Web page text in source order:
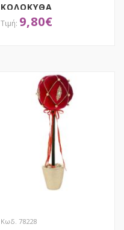
ΚΟΛΟΚΥΘΑ
20Χ20Χ14.5ΕΚ
9,80€
Κωδ. 78228